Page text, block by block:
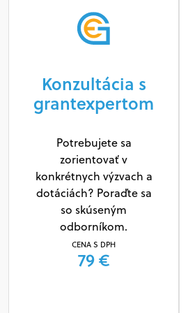
Konzultácia s
grantexpertom
Potrebujete sa
zorientovať v
konkrétnych výzvach a
dotáciách? Poraďte sa
so skúseným
odborníkom.
CENA S DPH
79 €